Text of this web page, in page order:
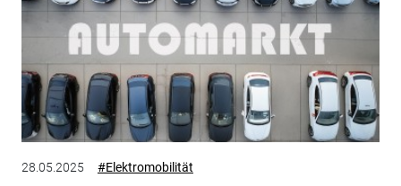
28.05.2025 #Elektromobilität